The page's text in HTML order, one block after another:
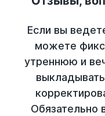
Если вы
можете
утреннюю и
Обязательно